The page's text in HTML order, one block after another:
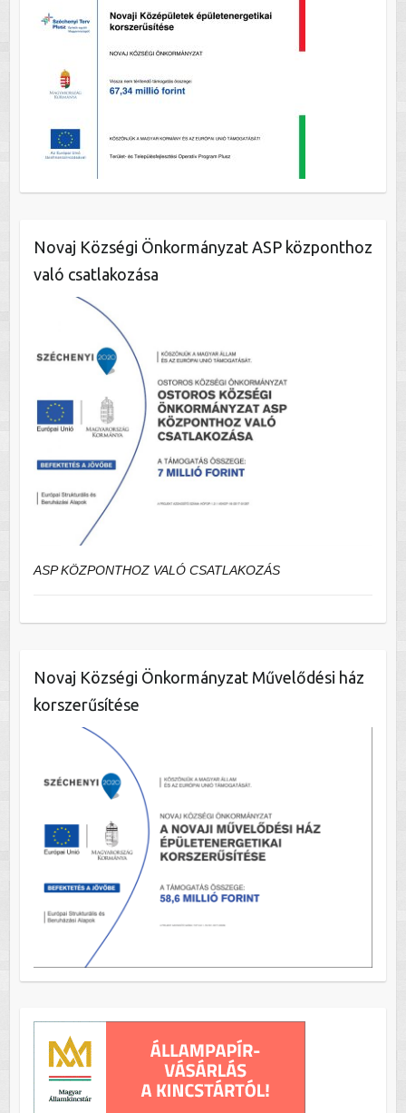
Novaj Községi Önkormányzat ASP központhoz
való csatlakozása
ASP KÖZPONTHOZ VALÓ CSATLAKOZÁS
Novaj Községi Önkormányzat Művelődési ház
korszerűsítése